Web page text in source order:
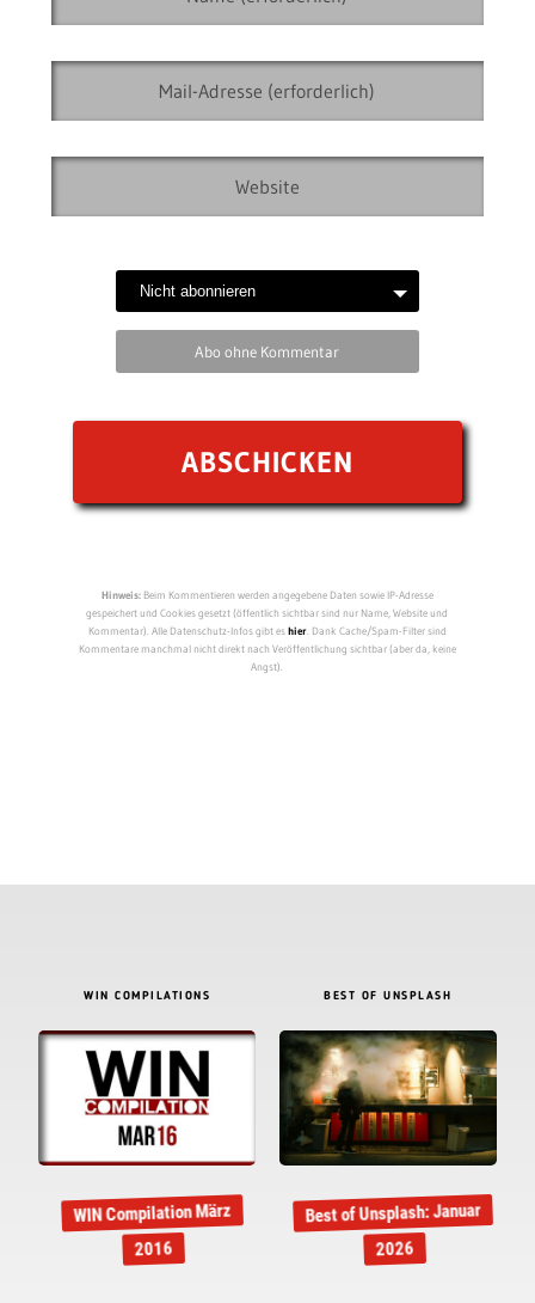
Abo ohne Kommentar
Hinweis:Beim Kommentieren werden angegebene Daten sowie IP-Adresse
gespeichert und Cookies gesetzt (öffentlich sichtbar sind nur Name, Website und
Kommentar). Alle Datenschutz-Infos gibt eshier. Dank Cache/Spam-Filter sind
Kommentare manchmal nicht direkt nach Veröffentlichung sichtbar (aber da, keine
Angst).
WIN COMPILATIONS
WIN Compilation März
2016
BEST OF UNSPLASH
Best of Unsplash: Januar
2026